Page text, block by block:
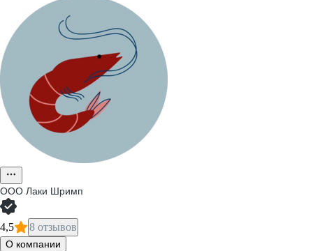
ООО Лаки Шримп
4,5 8 отзывов
О компании